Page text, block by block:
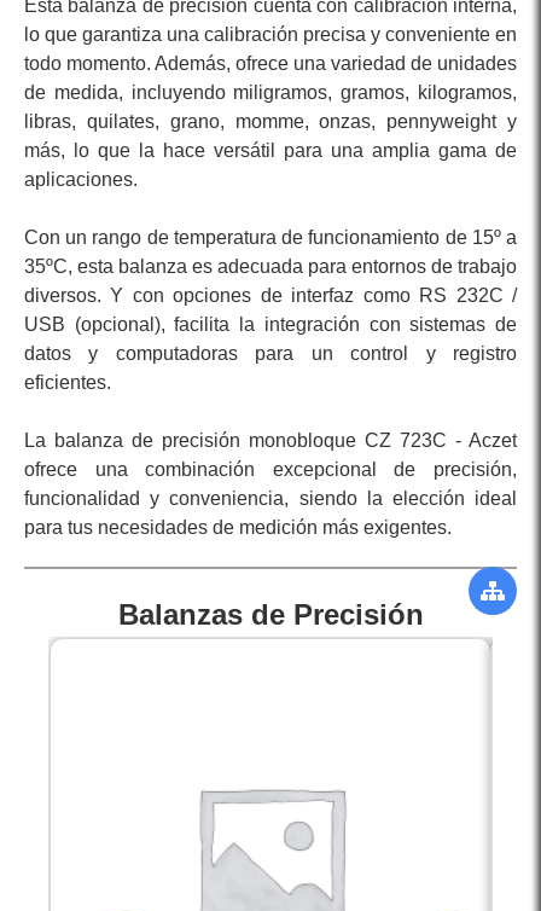
Esta balanza de precisión cuenta con calibración interna,
lo que garantiza una calibración precisa y conveniente en
todo momento. Además, ofrece una variedad de unidades
de medida, incluyendo miligramos, gramos, kilogramos,
libras, quilates, grano, momme, onzas, pennyweight y
más, lo que la hace versátil para una amplia gama de
aplicaciones.
Con un rango de temperatura de funcionamiento de 15º a
35ºC, esta balanza es adecuada para entornos de trabajo
diversos. Y con opciones de interfaz como RS 232C /
USB (opcional), facilita la integración con sistemas de
datos y computadoras para un control y registro
eficientes.
La balanza de precisión monobloque CZ 723C - Aczet
ofrece una combinación excepcional de precisión,
funcionalidad y conveniencia, siendo la elección ideal
para tus necesidades de medición más exigentes.
Balanzas de Precisión